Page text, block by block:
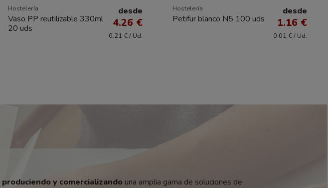
Hostelería
Vaso PP reutilizable 330ml
20 uds
desde
4.26 €
0.21 € / Ud.
Hostelería
Petifur blanco N5 100 uds
desde
1.16 €
0.01 € / Ud.
produciendo y comercializando una amplia gama de soluciones de